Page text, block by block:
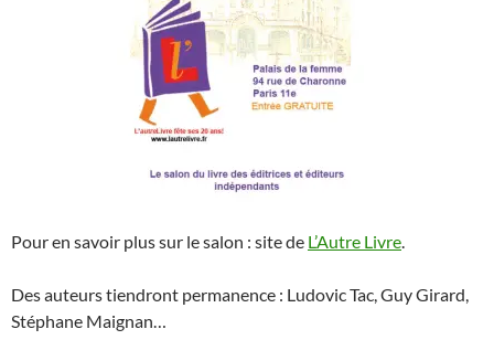
Pour en savoir plus sur le salon : site de L’Autre Livre.
Des auteurs tiendront permanence : Ludovic Tac, Guy Girard,
Stéphane Maignan…